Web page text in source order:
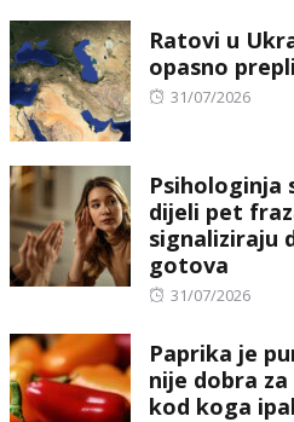
Ratovi u
opasno
Posted
31/07/2026
Psihologinja
dijeli pet
signaliziraju
gotova
Posted
31/07/2026
Paprika je
nije dobra
kod koga